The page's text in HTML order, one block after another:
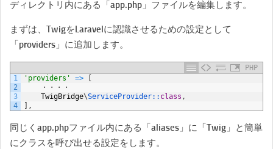
ディレクトリ内にある「app.php」ファイルを編集します。
まずは、TwigをLaravelに認識させるための設定として
「providers」に追加します。
PHP
1
2
3
4
'providers' =>
・・・・
TwigBridge\ServiceProvider:: class ,
,
同じくapp.phpファイル内にある「aliases」に「Twig」と簡単
にクラスを呼び出せる設定をします。